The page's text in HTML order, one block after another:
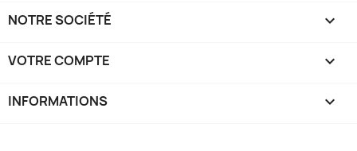
NOTRE SOCIÉTÉ 
VOTRE COMPTE 
INFORMATIONS keyboard_arrow_down